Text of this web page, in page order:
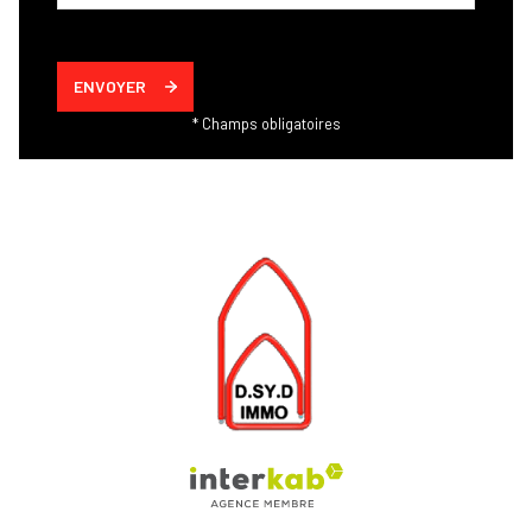
ENVOYER
* Champs obligatoires